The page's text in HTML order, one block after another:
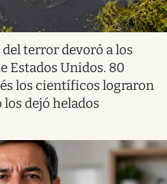
terror devoró a los
Estados Unidos. 80
los científicos lograron
dejó helados